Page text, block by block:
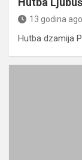
13 godina ago
Hutba dzamija